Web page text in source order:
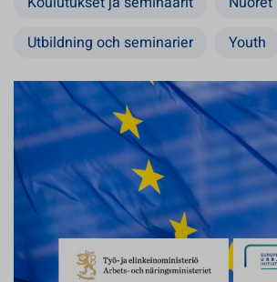
Utbildning och seminarier
Youth